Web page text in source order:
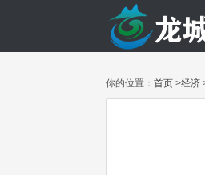
你的位置： 首页 >经济